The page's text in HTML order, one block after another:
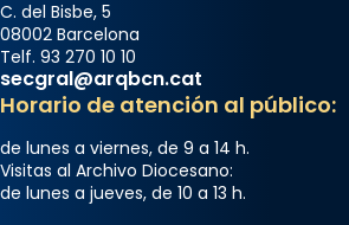
C. del Bisbe, 5
08002 Barcelona
Telf. 93 270 10 10
secgral@arqbcn.cat
Horario de atención al público:
de lunes a viernes, de 9 a 14 h.
Visitas al Archivo Diocesano:
de lunes a jueves, de 10 a 13 h.